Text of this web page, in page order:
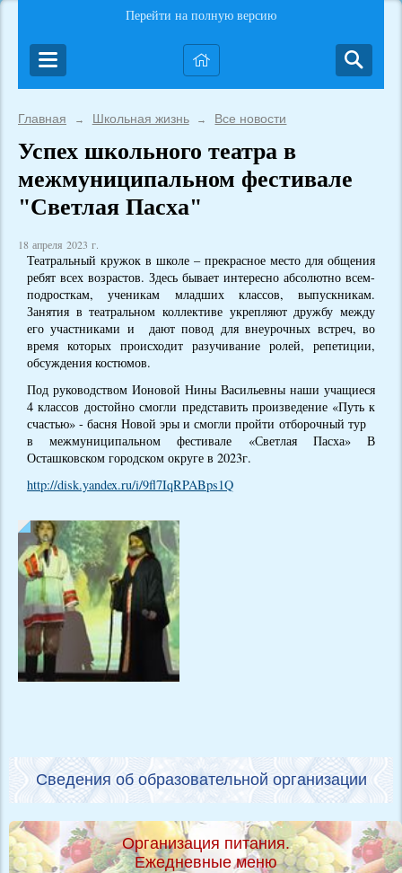
Перейти на полную версию
Главная → Школьная жизнь → Все новости
Успех школьного театра в
межмуниципальном фестивале
"Светлая Пасха"
18 апреля 2023 г.
Театральный кружок в школе – прекрасное место для общения
ребят всех возрастов. Здесь бывает интересно абсолютно всем-
подросткам, ученикам младших классов, выпускникам.
Занятия в театральном коллективе укрепляют дружбу между
его участниками и дают повод для внеурочных встреч, во
время которых происходит разучивание ролей, репетиции,
обсуждения костюмов.
Под руководством Ионовой Нины Васильевны наши учащиеся
4 классов достойно смогли представить произведение «Путь к
счастью» - басня Новой эры и смогли пройти отборочный тур
в межмуниципальном фестивале «Светлая Пасха» В
Осташковском городском округе в 2023г.
http://disk.yandex.ru/i/9fl7IqRPABps1Q
Сведения об образовательной организации
Организация питания.
Ежедневные меню